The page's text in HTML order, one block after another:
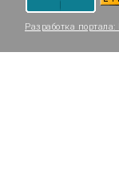
Разработка портала: